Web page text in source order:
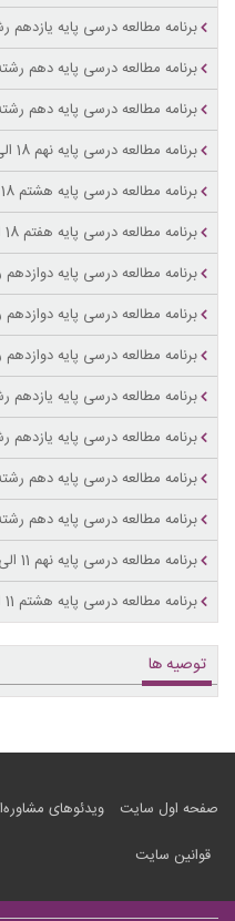
برنامه مطالعه درسی پایه یازدهم رشته تجربی 18
برنامه مطالعه درسی پایه دهم رشته ریاضی 18 الی
برنامه مطالعه درسی پایه دهم رشته تجربی 18 الی
برنامه مطالعه درسی پایه نهم 18 الی 24 اردیبهشت
برنامه مطالعه درسی پایه هشتم 18 الی 24 اردیبهشت
برنامه مطالعه درسی پایه هفتم 18 الی 24 اردیبهشت
برنامه مطالعه درسی پایه دوازدهم رشته
برنامه مطالعه درسی پایه دوازدهم رشته
برنامه مطالعه درسی پایه دوازدهم رشته
برنامه مطالعه درسی پایه یازدهم رشته ریاضی 11
برنامه مطالعه درسی پایه یازدهم رشته تجربی 11
برنامه مطالعه درسی پایه دهم رشته ریاضی 11 الی
برنامه مطالعه درسی پایه دهم رشته تجربی 11 الی
برنامه مطالعه درسی پایه نهم 11 الی 17 اردیبهشت
برنامه مطالعه درسی پایه هشتم 11 الی 17 اردیبهشت
توصیه ها
صفحه اول سایت ویدئوهای
قوانین سایت